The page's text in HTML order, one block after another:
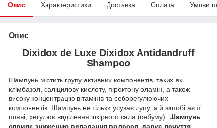
Опис Характеристики Доставка Оплата Умови
Опис
Dixidox de Luxe Dixidox Antidandruff
Shampoo
Шампунь містить групу активних компонентів, таких як
клімбазол, саліцилову кислоту, піроктону оламін, а також
високу концентрацію вітамінів та себорегулюючих
компонентів. Шампунь не тільки усуває лупу, а й запобігає її
появі, регулює виділення шкірного сала (себуму). Шампунь
сприяє зниженню випадання волосся, дарує почуття